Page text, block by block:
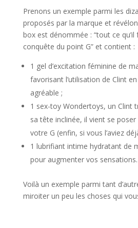
Prenons un exemple parmi les
proposés par la marque et
box est dénommée : “tout ce
conquête du point G” et contient :
1 gel d’excitation féminine de
favorisant l’utilisation de Clint
agréable ;
1 sex-toy Wondertoys, un Clint
sa tête inclinée, il vient se
votre G (enfin, si vous l’aviez
1 lubrifiant intime hydratant de
pour augmenter vos sensations.
Voilà un exemple parmi tant
miroiter un peu les choses qui